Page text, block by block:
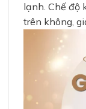
lạnh. Chế độ
trên không,